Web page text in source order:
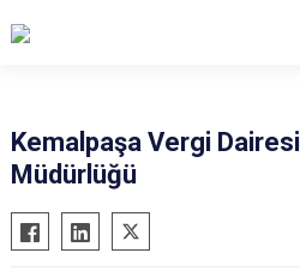
Aliağa
Balçova
Kemalpaşa Vergi Dairesi
Müdürlüğü